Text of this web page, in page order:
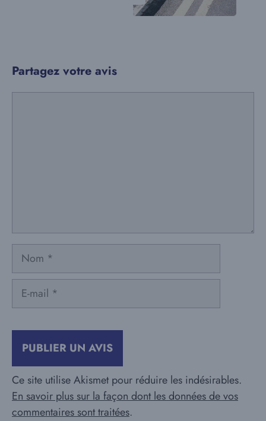
Partagez votre avis
Nom
Ce site utilise Akismet pour réduire les indésirables.
En savoir plus sur la façon dont les données de vos
commentaires sont traitées.